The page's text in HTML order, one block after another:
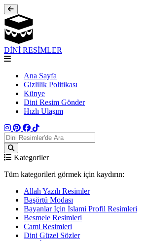
DİNİ RESİMLER
Ana Sayfa
Gizlilik Politikası
Künye
Dini Resim Gönder
Hızlı Ulaşım
Kategoriler
Tüm kategorileri görmek için kaydırın:
Allah Yazılı Resimler
Başörtü Modası
Bayanlar İçin İslami Profil Resimleri
Besmele Resimleri
Cami Resimleri
Dini Güzel Sözler